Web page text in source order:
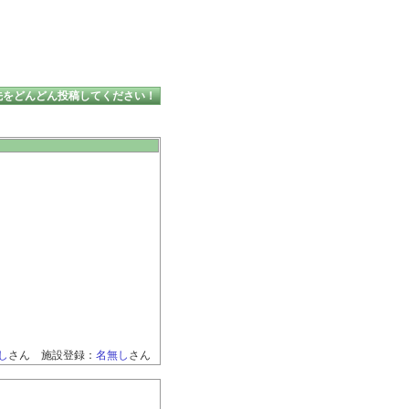
どんどん投稿してください！
さん 施設登録： 名無し さん